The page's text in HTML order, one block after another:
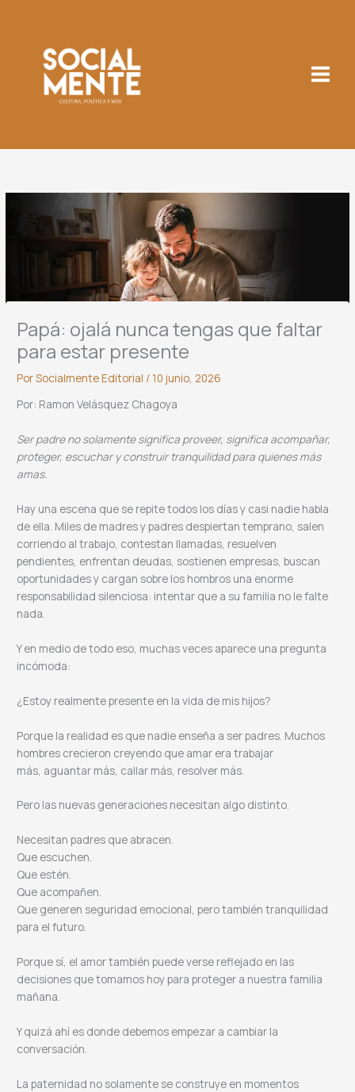
Papá: ojalá nunca tengas que faltar
para estar presente
PorSocialmente Editorial / 10 junio, 2026
Por: Ramon Velásquez Chagoya
Ser padre no solamente significa proveer, significa acompañar,
proteger, escuchar y construir tranquilidad para quienes más
amas.
Hay una escena que se repite todos los días y casi nadie habla
de ella. Miles de madres y padres despiertan temprano, salen
corriendo al trabajo, contestan llamadas, resuelven
pendientes, enfrentan deudas, sostienen empresas, buscan
oportunidades y cargan sobre los hombros una enorme
responsabilidad silenciosa: intentar que a su familia no le falte
nada.
Y en medio de todo eso, muchas veces aparece una pregunta
incómoda:
¿Estoy realmente presente en la vida de mis hijos?
Porque la realidad es que nadie enseña a ser padres. Muchos
hombres crecieron creyendo que amar era trabajar
más, aguantar más, callar más, resolver más.
Pero las nuevas generaciones necesitan algo distinto.
Necesitan padres que abracen.
Que escuchen.
Que estén.
Que acompañen.
Que generen seguridad emocional, pero también tranquilidad
para el futuro.
Porque sí, el amor también puede verse reflejado en las
decisiones que tomamos hoy para proteger a nuestra familia
mañana.
Y quizá ahí es donde debemos empezar a cambiar la
conversación.
La paternidad no solamente se construye en momentos